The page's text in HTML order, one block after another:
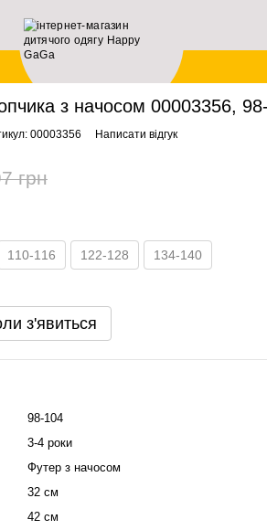
для хлопчика з начосом 00003356, 98-104 см, 3-4 роки
з начосом 00003356,
00003356 Написати відгук
грн
110-116 122-128 134-140
з'явиться
98-104
3-4 роки
Футер з начосом
32 см
42 см